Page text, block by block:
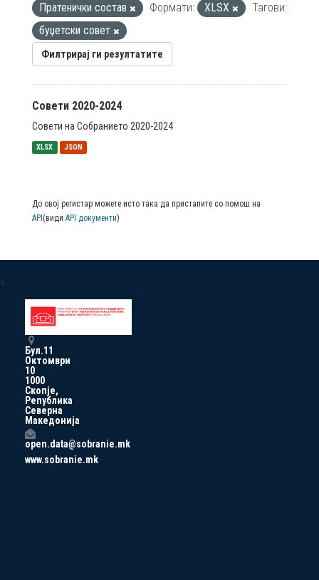
Пратенички состав
Формати: XLSX
Тагови:
буџетски совет
Филтрирај ги резултатите
Совети 2020-2024
Совети на Собранието 2020-2024
XLSX JSON
До овој регистар можете исто така да пристапите со помош на
API (види API документи)
a
Бул.11
Октомври
10
1000
Скопје,
Република
Северна
Македонија
open.data@sobranie.mk
www.sobranie.mk